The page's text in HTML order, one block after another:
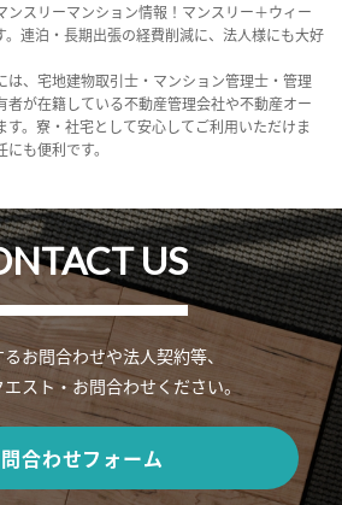
ンスリーマンション情報！マンスリー＋ウィー
。連泊・長期出張の経費削減に、法人様にも大好
は、宅地建物取引士・マンション管理士・管理
者が在籍している不動産管理会社や不動産オー
す。寮・社宅として安心してご利用いただけま
も便利です。
US
お問合わせや法人契約等、
スト・お問合わせください。
合わせフォーム